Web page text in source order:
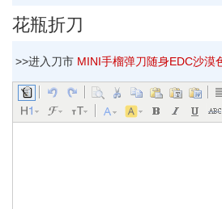
花瓶折刀
>>进入刀市 MINI手榴弹刀随身EDC沙漠